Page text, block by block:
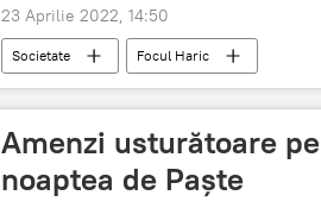
23 Aprilie 2022, 14:50
Societate Focul Haric
Amenzi usturătoare
noaptea de Paşte